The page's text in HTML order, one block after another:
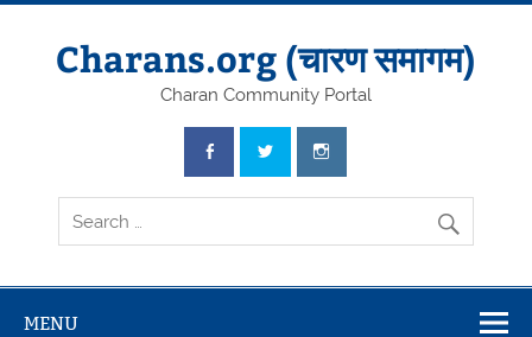
Skip
Charans.org (चारण समागम)
Charan Community Portal
MENU